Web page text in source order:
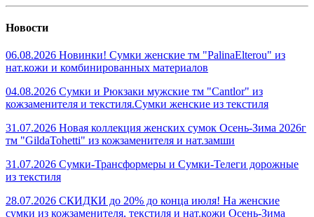
Новости
06.08.2026 Новинки! Сумки женские тм "PalinaElterou" из
нат.кожи и комбинированных материалов
04.08.2026 Сумки и Рюкзаки мужские тм "Cantlor" из
кожзаменителя и текстиля.Сумки женские из текстиля
31.07.2026 Новая коллекция женских сумок Осень-Зима 2026г
тм "GildaTohetti" из кожзаменителя и нат.замши
31.07.2026 Сумки-Трансформеры и Сумки-Телеги дорожные
из текстиля
28.07.2026 СКИДКИ до 20% до конца июля! На женские
сумки из кожзаменителя, текстиля и нат.кожи Осень-Зима